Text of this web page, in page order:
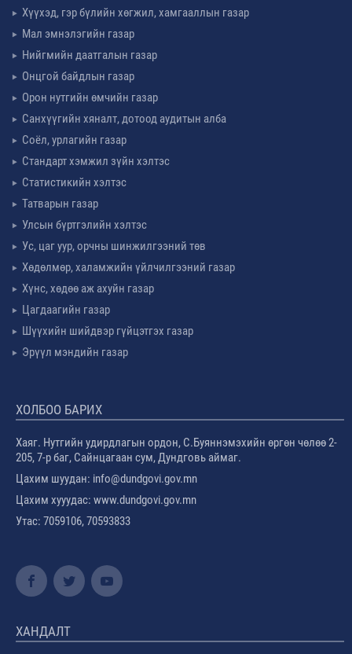
Хүүхэд, гэр бүлийн хөгжил, хамгааллын газар
Мал эмнэлэгийн газар
Нийгмийн даатгалын газар
Онцгой байдлын газар
Орон нутгийн өмчийн газар
Санхүүгийн хяналт, дотоод аудитын алба
Соёл, урлагийн газар
Стандарт хэмжил зүйн хэлтэс
Статистикийн хэлтэс
Татварын газар
Улсын бүртгэлийн хэлтэс
Ус, цаг уур, орчны шинжилгээний төв
Хөдөлмөр, халамжийн үйлчилгээний газар
Хүнс, хөдөө аж ахуйн газар
Цагдаагийн газар
Шүүхийн шийдвэр гүйцэтгэх газар
Эрүүл мэндийн газар
ХОЛБОО БАРИХ
Хаяг. Нутгийн удирдлагын ордон, С.Буяннэмэхийн өргөн чөлөө 2-
205, 7-р баг, Сайнцагаан сум, Дундговь аймаг.
Цахим шуудан: info@dundgovi.gov.mn
Цахим хууудас: www.dundgovi.gov.mn
Утас: 7059106, 70593833
ХАНДАЛТ